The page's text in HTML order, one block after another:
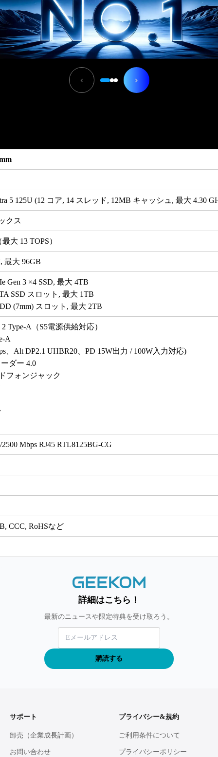
5 125U (12 コア, 14 スレッド, 12MB キャッシュ, 最大 4.30
クス
大 13 TOPS）
最大 96GB
Gen 3 ×4 SSD, 最大 4TB
SSD スロット, 最大 1TB
(7mm) スロット, 最大 2TB
Type-A（S5電源供給対応）
A
、Alt DP2.1 UHBR20、PD 15W出力 / 100W入力対応)
ダー 4.0
フォンジャック
2500 Mbps RJ45 RTL8125BG-CG
CCC, RoHSなど
詳細はこちら！
最新のニュースや限定特典を受け取ろう。
購読する
サポート
卸売（企業成長計画）
お問い合わせ
プライバシー&規約
ご利用条件について
プライバシーポリシー